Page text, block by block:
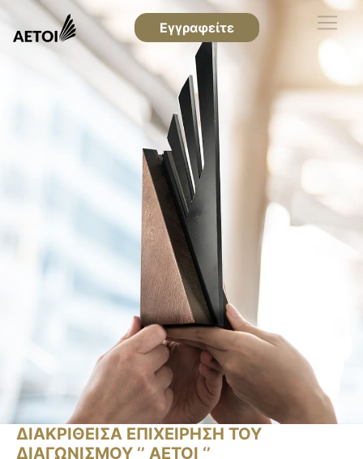
Εγγραφείτε
ΔΙΑΚΡΙΘΕΙΣΑ ΕΠΙΧΕΙΡΗΣΗ ΤΟΥ
ΔΙΑΓΩΝΙΣΜΟΥ ‘’ ΑΕΤΟΙ ‘’